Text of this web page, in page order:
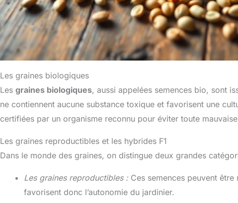
Les graines biologiques
Les graines biologiques, aussi appelées semences bio, sont
ne contiennent aucune substance toxique et favorisent une
certifiées par un organisme reconnu pour éviter toute
Les graines reproductibles et les hybrides F1
Dans le monde des graines, on distingue deux grandes
Les graines reproductibles : Ces semences peuvent être
favorisent donc l’autonomie du jardinier.